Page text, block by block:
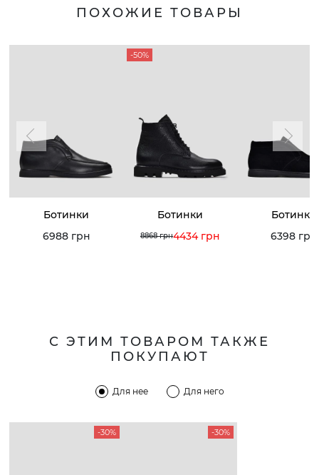
ПОХОЖИЕ ТОВАРЫ
Ботинки
6988 грн
-50%
Ботинки
8868 грн4434 грн
Ботинки
6398 грн
С ЭТИМ ТОВАРОМ ТАКЖЕ
ПОКУПАЮТ
Для нее Для него
-30% -30%